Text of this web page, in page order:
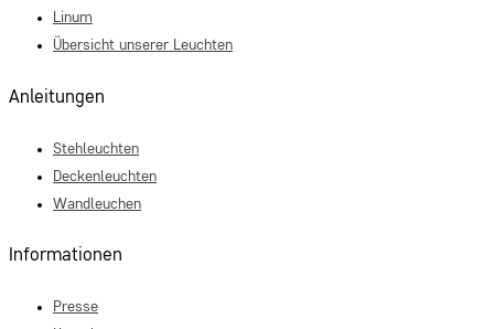
Linum
Übersicht unserer Leuchten
Anleitungen
Stehleuchten
Deckenleuchten
Wandleuchen
Informationen
Presse